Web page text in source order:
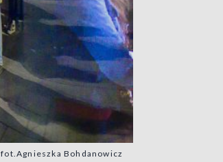
fot.Agnieszka Bohdanowicz